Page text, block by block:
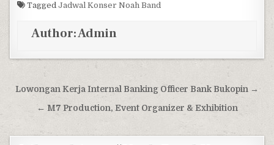
TaggedJadwal Konser Noah Band
Author:Admin
Post navigation
Lowongan Kerja Internal Banking Officer Bank Bukopin →
← M7 Production, Event Organizer & Exhibition